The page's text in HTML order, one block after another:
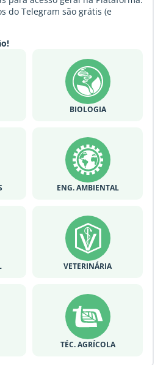
do Telegram são grátis (e
BIOLOGIA
ENG. AMBIENTAL
VETERINÁRIA
TÉC. AGRÍCOLA